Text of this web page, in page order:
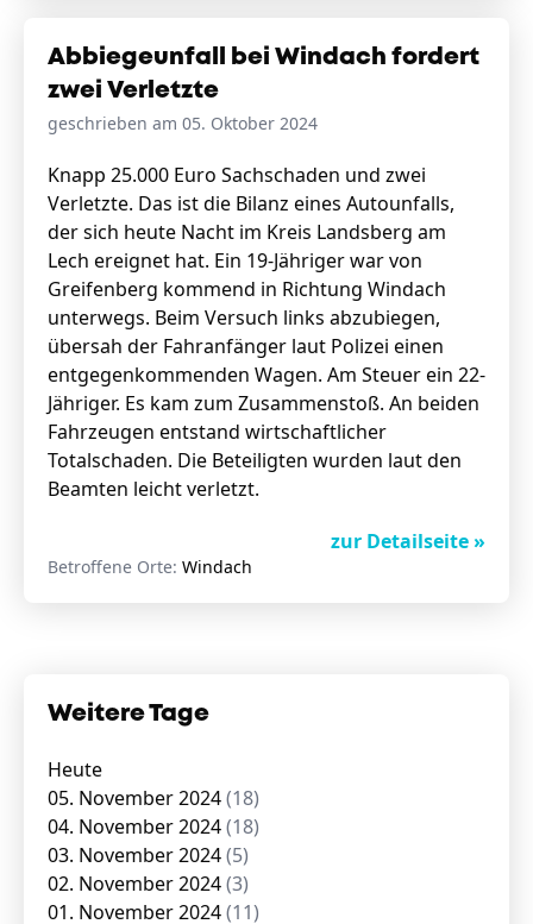
Abbiegeunfall bei Windach fordert
zwei Verletzte
geschrieben am 05. Oktober 2024
Knapp 25.000 Euro Sachschaden und zwei
Verletzte. Das ist die Bilanz eines Autounfalls,
der sich heute Nacht im Kreis Landsberg am
Lech ereignet hat. Ein 19-Jähriger war von
Greifenberg kommend in Richtung Windach
unterwegs. Beim Versuch links abzubiegen,
übersah der Fahranfänger laut Polizei einen
entgegenkommenden Wagen. Am Steuer ein 22-
Jähriger. Es kam zum Zusammenstoß. An beiden
Fahrzeugen entstand wirtschaftlicher
Totalschaden. Die Beteiligten wurden laut den
Beamten leicht verletzt.
zur Detailseite »
Betroffene Orte: Windach
Weitere Tage
Heute
05. November 2024(18)
04. November 2024(18)
03. November 2024(5)
02. November 2024(3)
01. November 2024(11)